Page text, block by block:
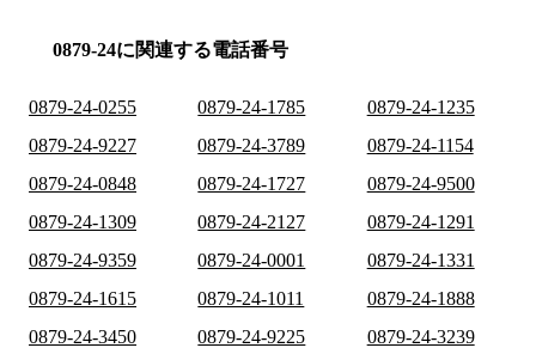
0879-24に関連する電話番号
0879-24-0255 0879-24-1785
0879-24-1235
0879-24-9227
0879-24-3789
0879-24-1154
0879-24-0848
0879-24-1727
0879-24-9500
0879-24-1309
0879-24-2127
0879-24-1291
0879-24-9359
0879-24-0001
0879-24-1331
0879-24-1615
0879-24-1011
0879-24-1888
0879-24-3450
0879-24-9225
0879-24-3239